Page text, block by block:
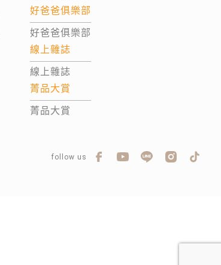
好爸爸俱樂部
好爸爸俱樂部
線上雜誌
線上雜誌
菁品大賞
菁品大賞
follow us